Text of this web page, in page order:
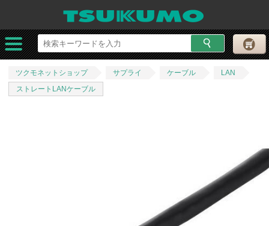
ツクモネットショップ サプライ ケーブル
LAN
ストレートLANケーブル